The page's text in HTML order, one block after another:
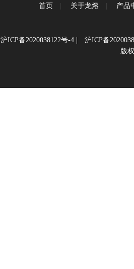
首页 关于龙熔 产品
沪ICP备2020038122号-4| 沪ICP备
版